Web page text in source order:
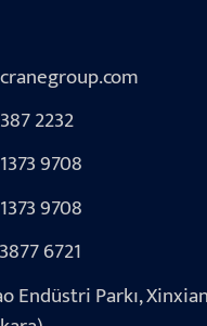
2232
9708
9708
6721
Endüstri Parkı,